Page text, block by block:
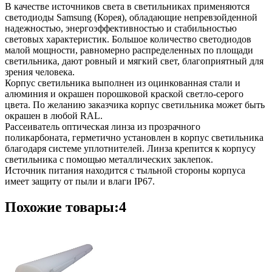
В качестве источников света в светильниках применяются
светодиоды Samsung (Корея), обладающие непревзойденной
надежностью, энергоэффективностью и стабильностью
световых характеристик. Большое количество светодиодов
малой мощности, равномерно распределенных по площади
светильника, дают ровный и мягкий свет, благоприятный для
зрения человека.
Корпус светильника выполнен из оцинкованная стали и
алюминия и окрашен порошковой краской светло-серого
цвета. По желанию заказчика корпус светильника может быть
окрашен в любой RAL.
Рассеиватель оптическая линза из прозрачного
поликарбоната, герметично установлен в корпус светильника
благодаря системе уплотнителей. Линза крепится к корпусу
светильника с помощью металлических заклепок.
Источник питания находится с тыльной стороны корпуса
имеет защиту от пыли и влаги IP67.
Похожие товары:4